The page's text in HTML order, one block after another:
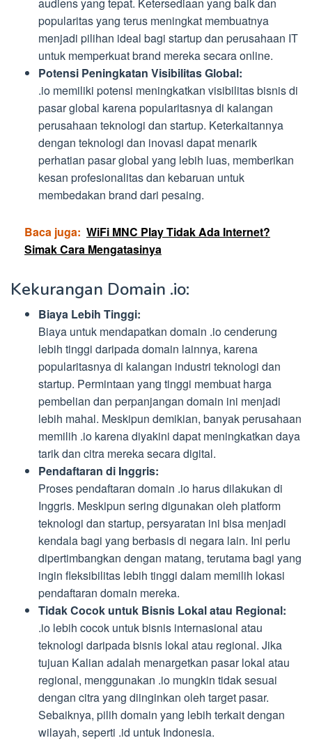
audiens yang tepat. Ketersediaan yang baik dan
popularitas yang terus meningkat membuatnya
menjadi pilihan ideal bagi startup dan perusahaan IT
untuk memperkuat brand mereka secara online.
Potensi Peningkatan Visibilitas Global:
.io memiliki potensi meningkatkan visibilitas bisnis di
pasar global karena popularitasnya di kalangan
perusahaan teknologi dan startup. Keterkaitannya
dengan teknologi dan inovasi dapat menarik
perhatian pasar global yang lebih luas, memberikan
kesan profesionalitas dan kebaruan untuk
membedakan brand dari pesaing.
Baca juga: WiFi MNC Play Tidak Ada Internet?
Simak Cara Mengatasinya
Kekurangan Domain .io:
Biaya Lebih Tinggi:
Biaya untuk mendapatkan domain .io cenderung
lebih tinggi daripada domain lainnya, karena
popularitasnya di kalangan industri teknologi dan
startup. Permintaan yang tinggi membuat harga
pembelian dan perpanjangan domain ini menjadi
lebih mahal. Meskipun demikian, banyak perusahaan
memilih .io karena diyakini dapat meningkatkan daya
tarik dan citra mereka secara digital.
Pendaftaran di Inggris:
Proses pendaftaran domain .io harus dilakukan di
Inggris. Meskipun sering digunakan oleh platform
teknologi dan startup, persyaratan ini bisa menjadi
kendala bagi yang berbasis di negara lain. Ini perlu
dipertimbangkan dengan matang, terutama bagi yang
ingin fleksibilitas lebih tinggi dalam memilih lokasi
pendaftaran domain mereka.
Tidak Cocok untuk Bisnis Lokal atau Regional:
.io lebih cocok untuk bisnis internasional atau
teknologi daripada bisnis lokal atau regional. Jika
tujuan Kalian adalah menargetkan pasar lokal atau
regional, menggunakan .io mungkin tidak sesuai
dengan citra yang diinginkan oleh target pasar.
Sebaiknya, pilih domain yang lebih terkait dengan
wilayah, seperti .id untuk Indonesia.